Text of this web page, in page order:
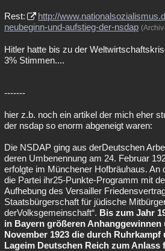
Rest:
http://
neubeginn-und-aufstieg-der-nsdap
Hitler hatte bis zu der
3% Stimmen....
-------
hier z.b. noch ein artikel der mich eher
der nsdap so enorm abgeneigt waren:
Die NSDAP ging aus derDeutschen
deren Umbenennung am 24. Februar
erfolgte im Münchener Hofbräuhaus. An
die Partei ihr25-Punkte-Programm mit
Aufhebung des Versailler
Staatsbürgerschaft für jüdische
derVolksgemeinschaft“. Bis zum Jahr
in Bayern größeren Anhanggewinnen
November 1923 die durch
Lageim Deutschen Reich zum